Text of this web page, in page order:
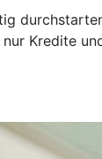
Kredite